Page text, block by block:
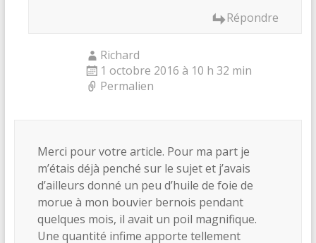
Répondre
Richard
1 octobre 2016 à 10 h 32 min
Permalien
Merci pour votre article. Pour ma part je
m’étais déjà penché sur le sujet et j’avais
d’ailleurs donné un peu d’huile de foie de
morue à mon bouvier bernois pendant
quelques mois, il avait un poil magnifique.
Une quantité infime apporte tellement